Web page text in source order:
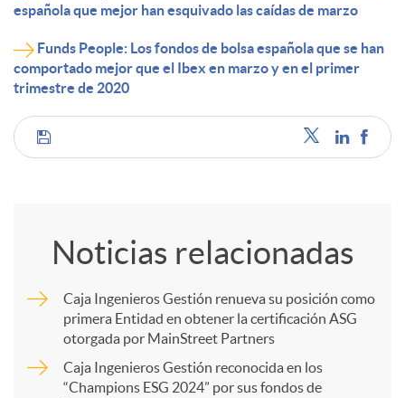
española que mejor han esquivado las caídas de marzo
Funds People: Los fondos de bolsa española que se han
comportado mejor que el Ibex en marzo y en el primer
trimestre de 2020
C
m
Noticias relacionadas
Caja Ingenieros Gestión renueva su posición como
primera Entidad en obtener la certificación ASG
otorgada por MainStreet Partners
Caja Ingenieros Gestión reconocida en los
“Champions ESG 2024” por sus fondos de